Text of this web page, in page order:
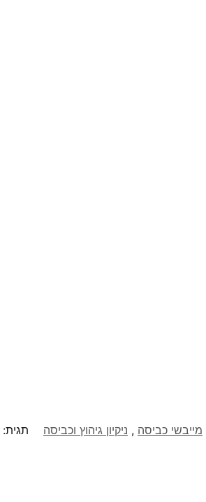
מייבשי כביסה , ניקיון גיהוץ וכביסה תגית: